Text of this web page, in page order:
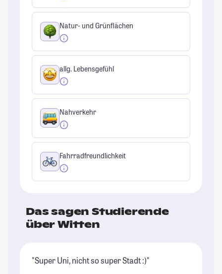
Natur- und Grünflächen
allg. Lebensgefühl
Nahverkehr
Fahrradfreundlichkeit
Das sagen Studierende
über Witten
"Super Uni, nicht so super Stadt :)"